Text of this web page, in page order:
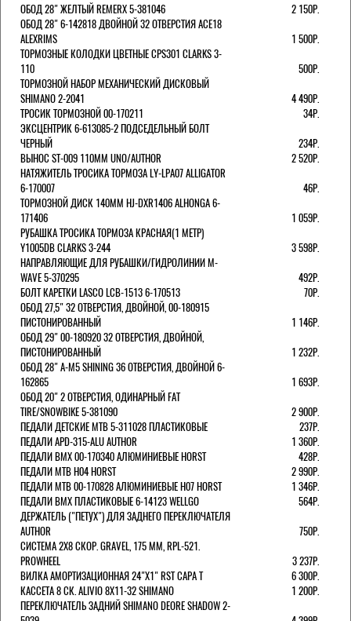
ОБОД 28" ЖЕЛТЫЙ REMERX 5-381046
2 150Р.
ОБОД 28" 6-142818 ДВОЙНОЙ 32 ОТВЕРСТИЯ ACE18
ALEXRIMS
1 500Р.
ТОРМОЗНЫЕ КОЛОДКИ ЦВЕТНЫЕ CPS301 CLARKS 3-
110
500Р.
ТОРМОЗНОЙ НАБОР МЕХАНИЧЕСКИЙ ДИСКОВЫЙ
SHIMANO 2-2041
4 490Р.
ТРОСИК ТОРМОЗНОЙ 00-170211
34Р.
ЭКСЦЕНТРИК 6-613085-2 ПОДСЕДЕЛЬНЫЙ БОЛТ
ЧЕРНЫЙ
234Р.
ВЫНОС ST-009 110ММ UNO/AUTHOR
2 520Р.
НАТЯЖИТЕЛЬ ТРОСИКА ТОРМОЗА LY-LPA07 ALLIGATOR
6-170007
46Р.
ТОРМОЗНОЙ ДИСК 140ММ HJ-DXR1406 ALHONGA 6-
171406
1 059Р.
РУБАШКА ТРОСИКА ТОРМОЗА КРАСНАЯ(1 МЕТР)
Y1005DB CLARKS 3-244
3 598Р.
НАПРАВЛЯЮЩИЕ ДЛЯ РУБАШКИ/ГИДРОЛИНИИ M-
WAVE 5-370295
492Р.
БОЛТ КАРЕТКИ LASCO LCB-1513 6-170513
70Р.
ОБОД 27,5" 32 ОТВЕРСТИЯ, ДВОЙНОЙ, 00-180915
ПИСТОНИРОВАННЫЙ
1 146Р.
ОБОД 29" 00-180920 32 ОТВЕРСТИЯ, ДВОЙНОЙ,
ПИСТОНИРОВАННЫЙ
1 232Р.
ОБОД 28" A-M5 SHINING 36 ОТВЕРСТИЯ, ДВОЙНОЙ 6-
162865
1 693Р.
ОБОД 20" 2 ОТВЕРСТИЯ, ОДИНАРНЫЙ FAT
TIRE/SNOWBIKE 5-381090
2 900Р.
ПЕДАЛИ ДЕТСКИЕ MTB 5-311028 ПЛАСТИКОВЫЕ
237Р.
ПЕДАЛИ APD-315-ALU AUTHOR
1 360Р.
ПЕДАЛИ BMX 00-170340 АЛЮМИНИЕВЫЕ HORST
428Р.
ПЕДАЛИ MTB H04 HORST
2 990Р.
ПЕДАЛИ MTB 00-170828 АЛЮМИНИЕВЫЕ H07 HORST
1 346Р.
ПЕДАЛИ BMX ПЛАСТИКОВЫЕ 6-14123 WELLGO
564Р.
ДЕРЖАТЕЛЬ ("ПЕТУХ") ДЛЯ ЗАДНЕГО ПЕРЕКЛЮЧАТЕЛЯ
AUTHOR
750Р.
СИСТЕМА 2Х8 СКОР. GRAVEL, 175 ММ, RPL-521.
PROWHEEL
3 237Р.
ВИЛКА АМОРТИЗАЦИОННАЯ 24"Х1" RST CAPA Т
6 300Р.
КАССЕТА 8 СК. ALIVIO 8Х11-32 SHIMANO
1 200Р.
ПЕРЕКЛЮЧАТЕЛЬ ЗАДНИЙ SHIMANO DEORE SHADOW 2-